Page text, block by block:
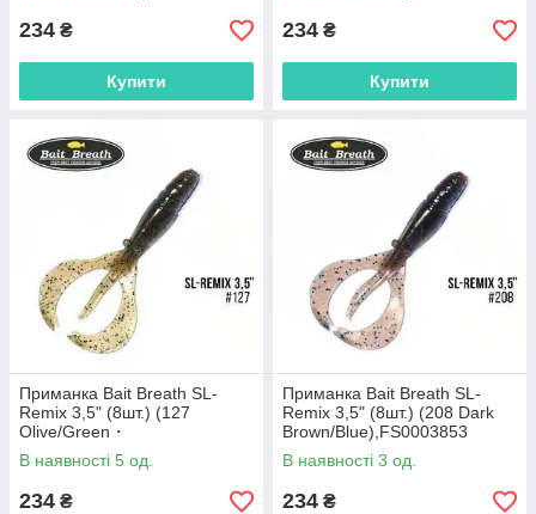
234 ₴
Купити
234 ₴
Купити
Приманка Bait Breath SL-
Remix 3,5" (8шт.) (127
Olive/Green・
Seed),FS0002940
В наявності 5 од.
234 ₴
Приманка Bait Breath SL-
Remix 3,5" (8шт.) (208 Dark
Brown/Blue),FS0003853
В наявності 3 од.
234 ₴